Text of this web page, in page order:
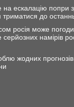
ескалацію попри
триматися до
росія може
намірів
жодних